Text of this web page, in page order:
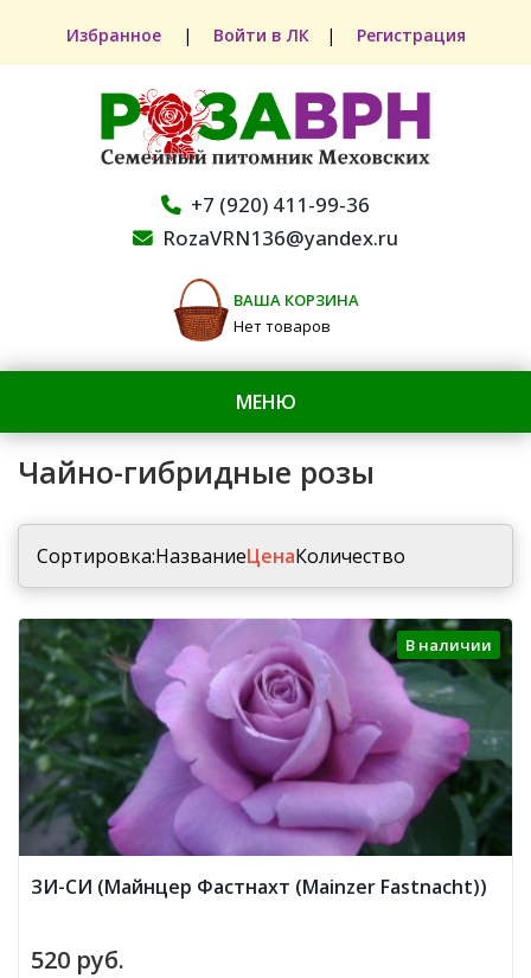
Избранное | Войти в ЛК | Регистрация
+7 (920) 411-99-36
RozaVRN136@yandex.ru
ВАША КОРЗИНА
Нет товаров
МЕНЮ
Чайно-гибридные розы
Сортировка:НазваниеЦенаКоличество
В наличии
ЗИ-СИ (Майнцер Фастнахт (Mainzer Fastnacht))
520 руб.